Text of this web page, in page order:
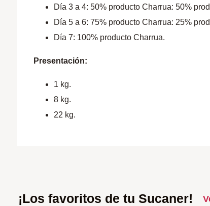
Día 3 a 4: 50% producto Charrua: 50%
Día 5 a 6: 75% producto Charrua: 25%
Día 7: 100% producto Charrua.
Presentación:
1 kg.
8 kg.
22 kg.
¡Los favoritos de tu Sucaner!